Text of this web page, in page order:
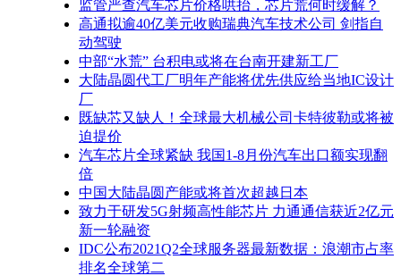
监管严查汽车芯片价格哄抬，芯片荒何时缓解？
高通拟逾40亿美元收购瑞典汽车技术公司 剑指自
动驾驶
中部“水荒” 台积电或将在台南开建新工厂
大陆晶圆代工厂明年产能将优先供应给当地IC设计
厂
既缺芯又缺人！全球最大机械公司卡特彼勒或将被
迫提价
汽车芯片全球紧缺 我国1-8月份汽车出口额实现翻
倍
中国大陆晶圆产能或将首次超越日本
致力于研发5G射频高性能芯片 力通通信获近2亿元
新一轮融资
IDC公布2021Q2全球服务器最新数据：浪潮市占率
排名全球第二